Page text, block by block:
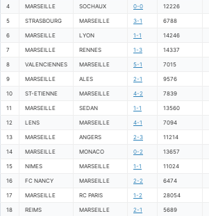
4 MARSEILLE SOCHAUX 0-0 12226
5 STRASBOURG MARSEILLE 3-1 6788
6 MARSEILLE LYON 1-1 14246
7 MARSEILLE RENNES 1-3 14337
8 VALENCIENNES MARSEILLE 5-1 7015
9 MARSEILLE ALES 2-1 9576
10 ST-ETIENNE MARSEILLE 4-2 7839
11 MARSEILLE SEDAN 1-1 13560
12 LENS MARSEILLE 4-1 7094
13 MARSEILLE ANGERS 2-3 11214
14 MARSEILLE MONACO 0-2 13657
15 NIMES MARSEILLE 1-1 11024
16 FC NANCY MARSEILLE 2-2 6474
17 MARSEILLE RC PARIS 1-2 28054
18 REIMS MARSEILLE 2-1 5689